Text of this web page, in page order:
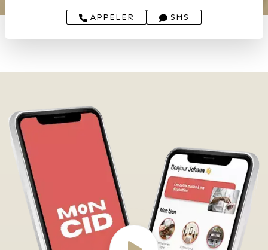
APPELER SMS